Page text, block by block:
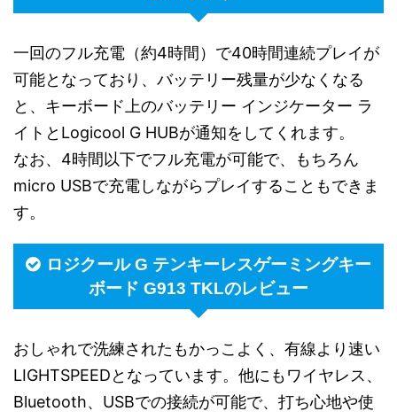
一回のフル充電（約4時間）で40時間連続プレイが
可能となっており、バッテリー残量が少なくなる
と、キーボード上のバッテリー インジケーター ラ
イトとLogicool G HUBが通知をしてくれます。
なお、4時間以下でフル充電が可能で、もちろん
micro USBで充電しながらプレイすることもできま
す。
ロジクール G テンキーレスゲーミングキー
ボード G913 TKLのレビュー
おしゃれで洗練されたもかっこよく、有線より速い
LIGHTSPEEDとなっています。他にもワイヤレス、
Bluetooth、USBでの接続が可能で、打ち心地や使